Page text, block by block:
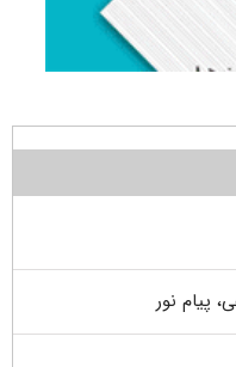
پیام نور